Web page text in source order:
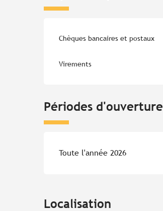
Chèques bancaires et postaux
Virements
Périodes d'ouverture
Toute l'année 2026
Localisation